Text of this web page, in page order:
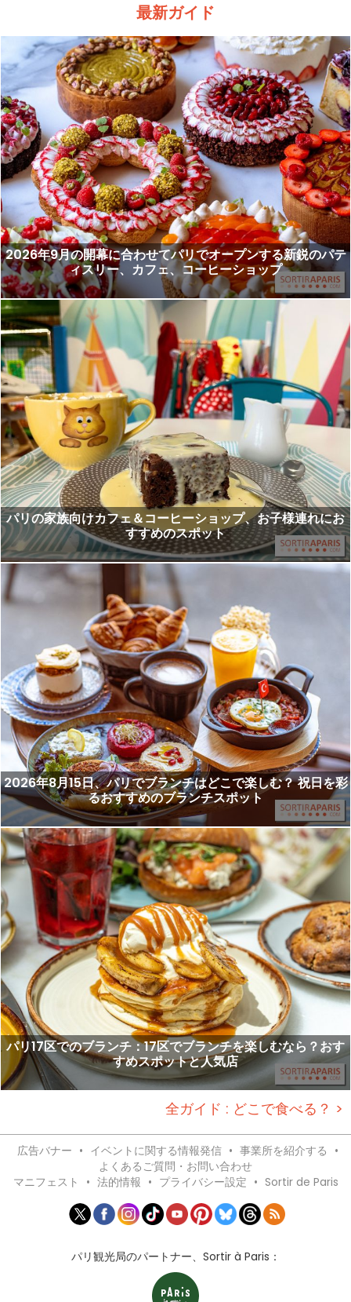
最新ガイド
2026年9月の開幕に合わせてパリでオープンする新鋭のパテ
ィスリー、カフェ、コーヒーショップ
パリの家族向けカフェ＆コーヒーショップ、お子様連れにお
すすめのスポット
2026年8月15日、パリでブランチはどこで楽しむ？ 祝日を彩
るおすすめのブランチスポット
パリ17区でのブランチ：17区でブランチを楽しむなら？おす
すめスポットと人気店
全ガイド : どこで食べる？ >
広告バナー • イベントに関する情報発信 • 事業所を紹介する •
よくあるご質問・お問い合わせ
マニフェスト
• 法的情報 • プライバシー設定 • Sortir de Paris
パリ観光局のパートナー、Sortir à Paris：